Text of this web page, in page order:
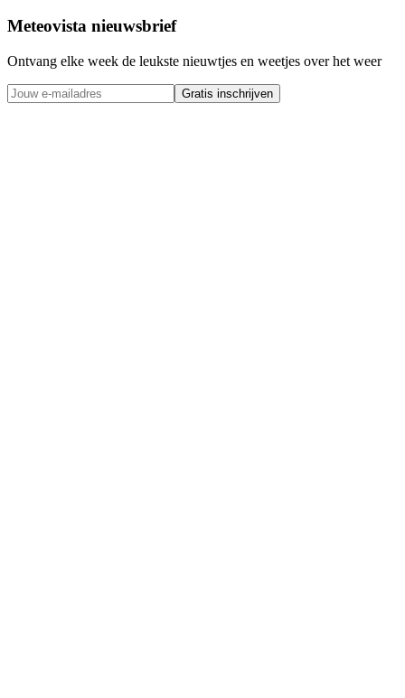
Meteovista nieuwsbrief
Ontvang elke week de leukste nieuwtjes en weetjes over het weer
Gratis inschrijven